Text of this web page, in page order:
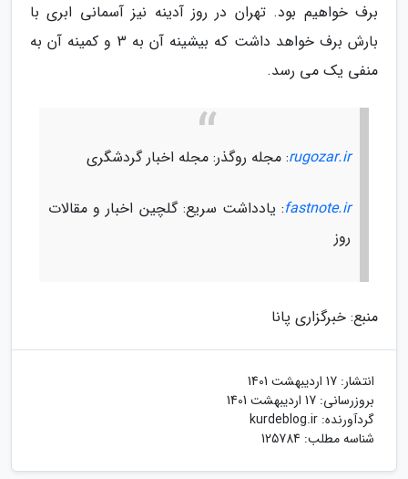
برف خواهیم بود. تهران در روز آدینه نیز آسمانی ابری با
بارش برف خواهد داشت که بیشینه آن به 3 و کمینه آن به
منفی یک می رسد.
rugozar.ir: مجله روگذر: مجله اخبار گردشگری
fastnote.ir: یادداشت سریع: گلچین اخبار و مقالات
روز
منبع: خبرگزاری پانا
انتشار: 17 اردیبهشت 1401
بروزرسانی: 17 اردیبهشت 1401
گردآورنده: kurdeblog.ir
شناسه مطلب: 125784